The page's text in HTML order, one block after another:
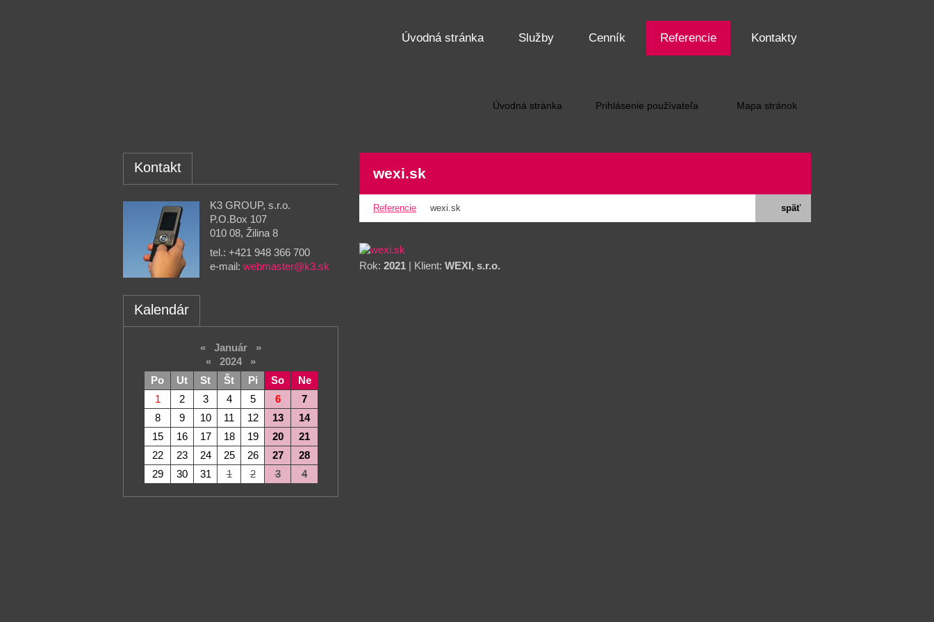
Mapa stránok
Prihlásenie používateľa
Úvodná stránka
Kontakty
Referencie
Cenník
Služby
Úvodná stránka
Kontakt
K3 GROUP, s.r.o.
P.O.Box 107
010 08, Žilina 8
tel.: +421 948 366 700
e-mail:webmaster@k3.sk
Kalendár
« Január
»
«
2024
»
Po
Ut St Št Pi So
Ne
1
2 3 4 5 6
7
8
9 10 11 12 13
14
15
16 17 18 19 20
21
22
23 24 25 26 27
28
29
30 31 1 2 3 4
wexi.sk
späť
Referencie wexi.sk
Rok: 2021 | Klient: WEXI, s.r.o.